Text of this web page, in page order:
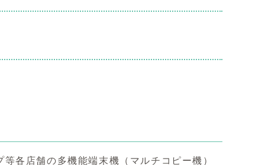
各店舗の多機能端末機（マルチコピー機）